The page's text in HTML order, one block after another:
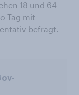
18 und 64
Tag mit
befragt.